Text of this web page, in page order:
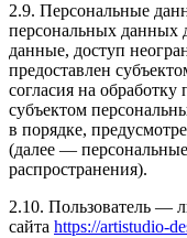
2.9. Персональные
персональных данных
данные, доступ
предоставлен
согласия на
субъектом
в порядке,
(далее —
распространения).
2.10. Пользователь —
сайта https://artistudio-